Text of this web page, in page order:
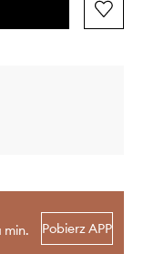
min.
Pobierz APP